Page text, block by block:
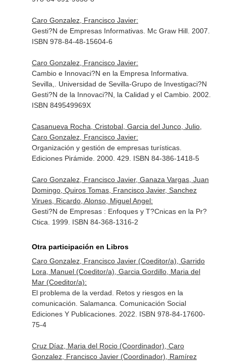
Caro Gonzalez, Francisco Javier:
Gesti?N de Empresas Informativas. Mc Graw Hill. 2007.
ISBN 978-84-48-15604-6
Caro Gonzalez, Francisco Javier:
Cambio e Innovaci?N en la Empresa Informativa.
Sevilla,. Universidad de Sevilla-Grupo de Investigaci?N
Gesti?N de la Innovaci?N, la Calidad y el Cambio. 2002.
ISBN 849549969X
Casanueva Rocha, Cristobal, Garcia del Junco, Julio,
Caro Gonzalez, Francisco Javier:
Organización y gestión de empresas turísticas.
Ediciones Pirámide. 2000. 429. ISBN 84-386-1418-5
Caro Gonzalez, Francisco Javier, Ganaza Vargas, Juan
Domingo, Quiros Tomas, Francisco Javier, Sanchez
Virues, Ricardo, Alonso, Miguel Angel:
Gesti?N de Empresas : Enfoques y T?Cnicas en la Pr?
Ctica. 1999. ISBN 84-368-1316-2
Otra participación en Libros
Caro Gonzalez, Francisco Javier (Coeditor/a), Garrido
Lora, Manuel (Coeditor/a), Garcia Gordillo, Maria del
Mar (Coeditor/a):
El problema de la verdad. Retos y riesgos en la
comunicación. Salamanca. Comunicación Social
Ediciones Y Publicaciones. 2022. ISBN 978-84-17600-
75-4
Cruz Díaz, Maria del Rocio (Coordinador), Caro
Gonzalez, Francisco Javier (Coordinador), Ramírez